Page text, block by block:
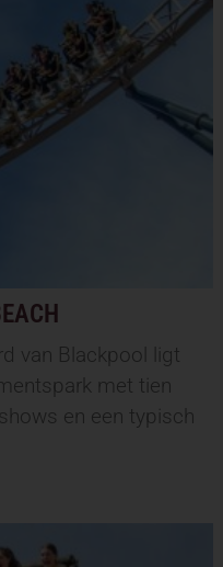
van Blackpool ligt
met tien
en een typisch